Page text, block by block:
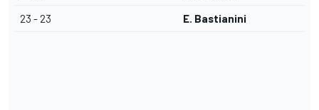
23 - 23 E. Bastianini